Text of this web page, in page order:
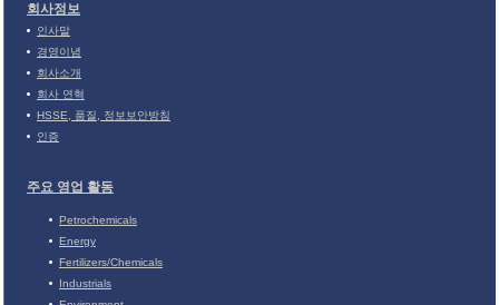
회사정보
인사말
경영이념
회사소개
회사 연혁
HSSE, 품질, 정보보안방침
인증
주요 영업 활동
Petrochemicals
Energy
Fertilizers/Chemicals
Industrials